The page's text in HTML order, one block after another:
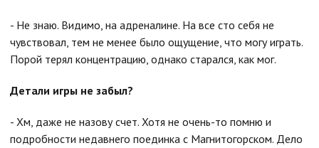
- Не знаю. Видимо, на адреналине. На все сто себя не
чувствовал, тем не менее было ощущение, что могу играть.
Порой терял концентрацию, однако старался, как мог.
Детали игры не забыл?
- Хм, даже не назову счет. Хотя не очень-то помню и
подробности недавнего поединка с Магнитогорском. Дело